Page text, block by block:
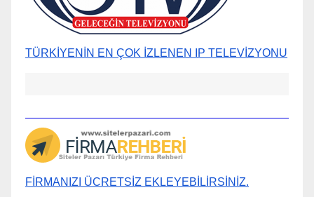
TÜRKİYENİN EN ÇOK İZLENEN IP TELEVİZYONU
FİRMANIZI ÜCRETSİZ EKLEYEBİLİRSİNİZ.